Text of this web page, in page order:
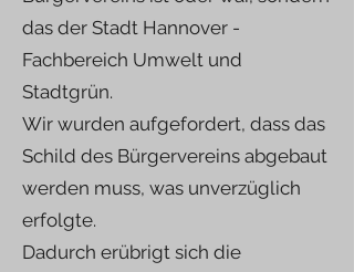
das der Stadt Hannover -
Fachbereich Umwelt und
Stadtgrün.
Wir wurden aufgefordert, dass das
Schild des Bürgervereins abgebaut
werden muss, was unverzüglich
erfolgte.
Dadurch erübrigt sich die